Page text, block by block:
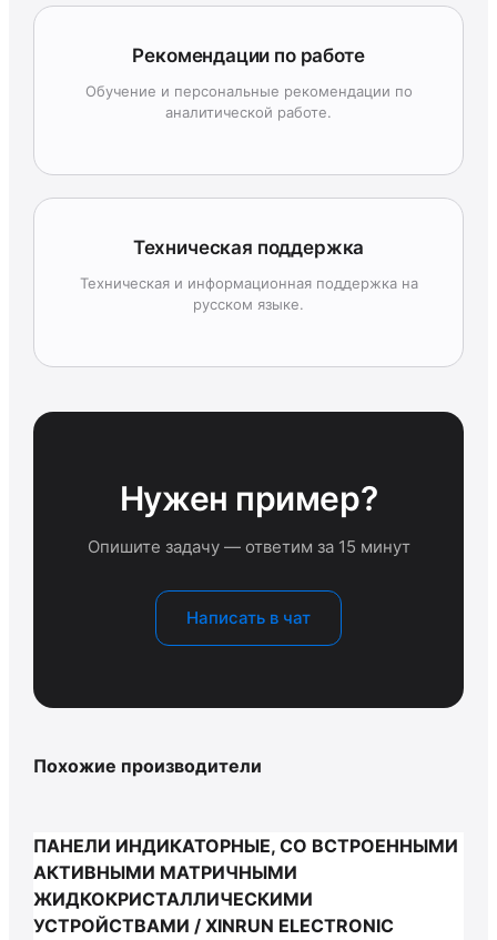
Рекомендации по работе
Обучение и персональные рекомендации по
аналитической работе.
Техническая поддержка
Техническая и информационная поддержка на
русском языке.
Нужен пример?
Опишите задачу — ответим за 15 минут
Написать в чат
Похожие производители
ПАНЕЛИ ИНДИКАТОРНЫЕ, СО ВСТРОЕННЫМИ
АКТИВНЫМИ МАТРИЧНЫМИ
ЖИДКОКРИСТАЛЛИЧЕСКИМИ
УСТРОЙСТВАМИ / XINRUN ELECTRONIC